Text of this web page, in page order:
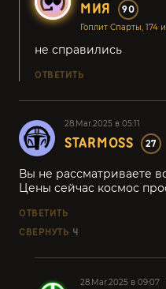
МИЯ 90
Гоплит Спарты, 174
не справились
ОТВЕТИТЬ
28.Mar.2025 в 05:11
STARMOSS 27
Вы не рассматриваете
Цены сейчас космос
ОТВЕТИТЬ
СВЕРНУТЬ 4
28.Mar.2025 в 09:07